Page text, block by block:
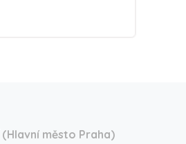
(Hlavní město Praha)